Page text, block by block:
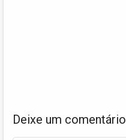
Deixe um comentário